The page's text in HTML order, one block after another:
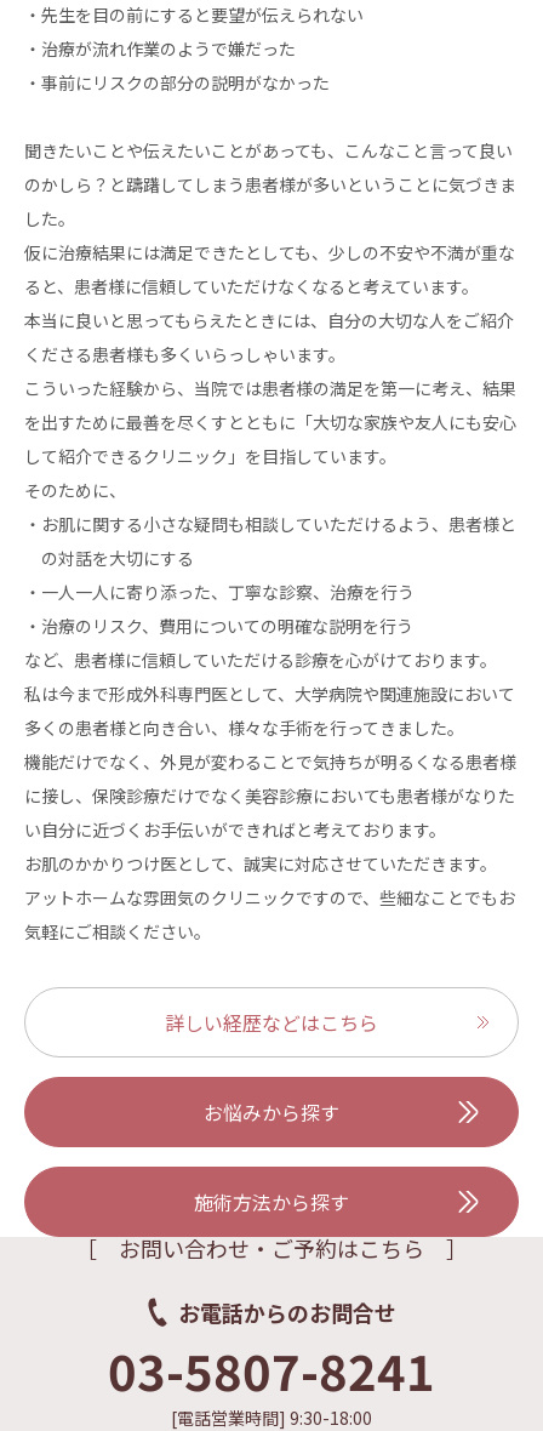
・先生を目の前にすると要望が伝えられない
・治療が流れ作業のようで嫌だった
・事前にリスクの部分の説明がなかった
聞きたいことや伝えたいことがあっても、こんなこと言って良い
のかしら？と躊躇してしまう患者様が多いということに気づきま
した。
仮に治療結果には満足できたとしても、少しの不安や不満が重な
ると、患者様に信頼していただけなくなると考えています。
本当に良いと思ってもらえたときには、自分の大切な人をご紹介
くださる患者様も多くいらっしゃいます。
こういった経験から、当院では患者様の満足を第一に考え、結果
を出すために最善を尽くすとともに「大切な家族や友人にも安心
して紹介できるクリニック」を目指しています。
そのために、
・お肌に関する小さな疑問も相談していただけるよう、患者様と
の対話を大切にする
・一人一人に寄り添った、丁寧な診察、治療を行う
・治療のリスク、費用についての明確な説明を行う
など、患者様に信頼していただける診療を心がけております。
私は今まで形成外科専門医として、大学病院や関連施設において
多くの患者様と向き合い、様々な手術を行ってきました。
機能だけでなく、外見が変わることで気持ちが明るくなる患者様
に接し、保険診療だけでなく美容診療においても患者様がなりた
い自分に近づくお手伝いができればと考えております。
お肌のかかりつけ医として、誠実に対応させていただきます。
アットホームな雰囲気のクリニックですので、些細なことでもお
気軽にご相談ください。
詳しい経歴などはこちら
お悩みから探す
施術方法から探す
［ お問い合わせ・ご予約はこちら ］
お電話からのお問合せ
03-5807-8241
[電話営業時間] 9:30-18:00